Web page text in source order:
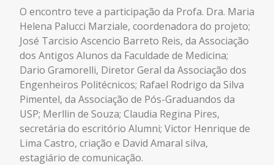
O encontro teve a participação da Profa. Dra. Maria
Helena Palucci Marziale, coordenadora do projeto;
José Tarcisio Ascencio Barreto Reis, da Associação
dos Antigos Alunos da Faculdade de Medicina;
Dario Gramorelli, Diretor Geral da Associação dos
Engenheiros Politécnicos; Rafael Rodrigo da Silva
Pimentel, da Associação de Pós-Graduandos da
USP; Merllin de Souza; Claudia Regina Pires,
secretária do escritório Alumni; Victor Henrique de
Lima Castro, criação e David Amaral silva,
estagiário de comunicação.